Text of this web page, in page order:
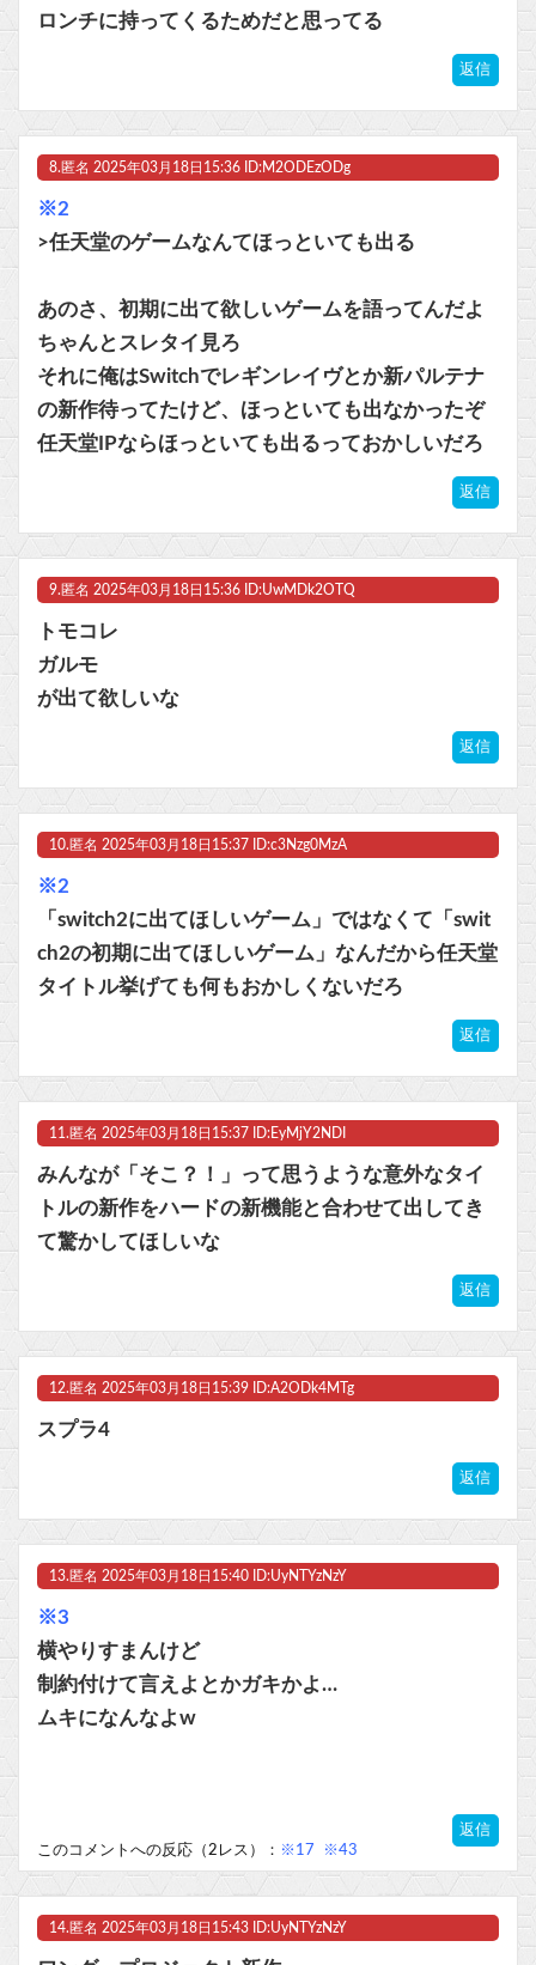
ロンチに持ってくるためだと思ってる
返信
8. 匿名 2025年03月18日15:36 ID:M2ODEzODg
※2
>任天堂のゲームなんてほっといても出る
あのさ、初期に出て欲しいゲームを語ってんだよ
ちゃんとスレタイ見ろ
それに俺はSwitchでレギンレイヴとか新パルテナ
の新作待ってたけど、ほっといても出なかったぞ
任天堂IPならほっといても出るっておかしいだろ
返信
9. 匿名 2025年03月18日15:36 ID:UwMDk2OTQ
トモコレ
ガルモ
が出て欲しいな
返信
10. 匿名 2025年03月18日15:37 ID:c3Nzg0MzA
※2
「switch2に出てほしいゲーム」ではなくて「swit
ch2の初期に出てほしいゲーム」なんだから任天堂
タイトル挙げても何もおかしくないだろ
返信
11. 匿名 2025年03月18日15:37 ID:EyMjY2NDI
みんなが「そこ？！」って思うような意外なタイ
トルの新作をハードの新機能と合わせて出してき
て驚かしてほしいな
返信
12. 匿名 2025年03月18日15:39 ID:A2ODk4MTg
スプラ4
返信
13. 匿名 2025年03月18日15:40 ID:UyNTYzNzY
※3
横やりすまんけど
制約付けて言えよとかガキかよ…
ムキになんなよw
返信
このコメントへの反応（2レス）： ※17 ※43
14. 匿名 2025年03月18日15:43 ID:UyNTYzNzY